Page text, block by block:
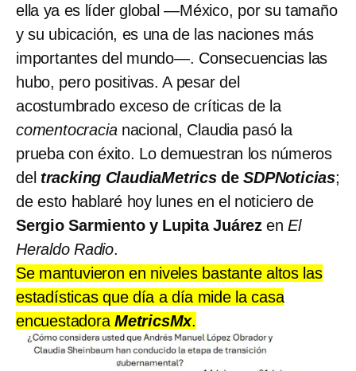
ella ya es líder global —México, por su tamaño
y su ubicación, es una de las naciones más
importantes del mundo—. Consecuencias las
hubo, pero positivas. A pesar del
acostumbrado exceso de críticas de la
comentocracianacional, Claudia pasó la
prueba con éxito. Lo demuestran los números
del tracking ClaudiaMetricsdeSDPNoticias;
de esto hablaré hoy lunes en el noticiero de
Sergio Sarmiento y Lupita Juárez enEl
Heraldo Radio.
Se mantuvieron en niveles bastante altos las
estadísticas que día a día mide la casa
encuestadoraMetricsMx.